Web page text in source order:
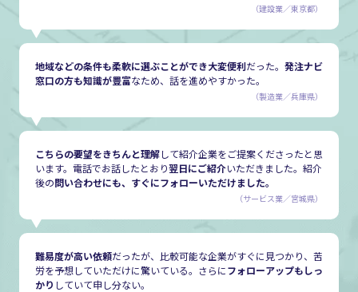
（建設業／東京都）
地域などの条件も柔軟に選ぶことができ大変便利だった。 発注ナビ
窓口の方も知識が豊富なため、話を進めやすかった。
（製造業／兵庫県）
こちらの要望をきちんと理解して紹介企業をご提案くださったと思
います。電話でお話したとおり翌日にご紹介いただきました。紹介
後の問い合わせにも、すぐにフォローいただけました。
（サービス業／宮城県）
難易度が高い依頼だったが、比較可能な企業がすぐに見つかり、苦
労を予想していただけに驚いている。さらにフォローアップもしっ
かり していて申し分ない。